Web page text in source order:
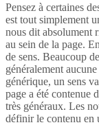
Pensez à certaines
est tout simplement
nous dit absolument
au sein de la page.
de sens. Beaucoup
généralement
générique, un sens
page a été contenue
très généraux. Les
définir le contenu en